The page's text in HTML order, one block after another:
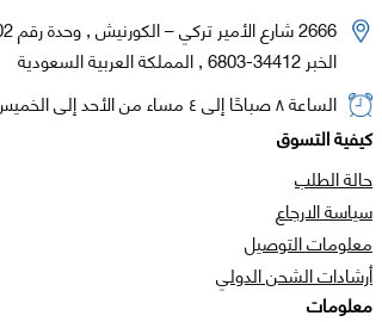
2666 شارع الأمير تركي – الكورنيش , وحدة رقم 102
الخبر 34412-6803 , المملكة العربية السعودية
الساعة ٨ صباحًا إلى ٤ مساء من الأحد إلى الخميس
كيفية التسوق
حالة الطلب
سياسة الارجاع
معلومات التوصيل
أرشادات الشحن الدولي
معلومات